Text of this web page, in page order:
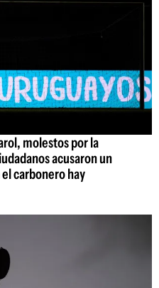
molestos por la
acusaron un
carbonero hay